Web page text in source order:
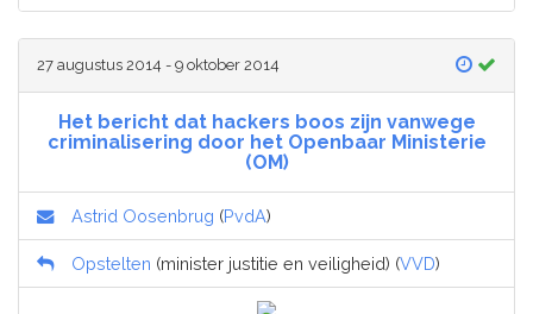
27 augustus 2014 - 9 oktober 2014
Het bericht dat hackers boos zijn vanwege
criminalisering door het Openbaar Ministerie
(OM)
Astrid Oosenbrug (PvdA)
Opstelten (minister justitie en veiligheid) (VVD)